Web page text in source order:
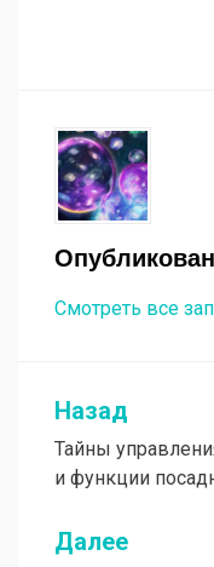
Смотреть все
Навигация
по
записям
Назад
Тайны
и функции
Далее